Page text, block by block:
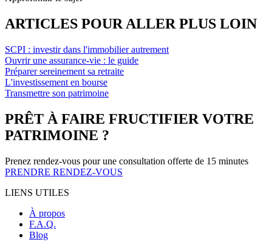
ARTICLES POUR ALLER PLUS LOIN
SCPI : investir dans l'immobilier autrement
Ouvrir une assurance-vie : le guide
Préparer sereinement sa retraite
L'investissement en bourse
Transmettre son patrimoine
PRÊT À FAIRE FRUCTIFIER VOTRE
PATRIMOINE ?
Prenez rendez-vous pour une consultation offerte de 15 minutes
PRENDRE RENDEZ-VOUS
LIENS UTILES
À propos
F.A.Q.
Blog